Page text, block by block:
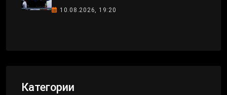
10.08.2026, 19:20
Категории